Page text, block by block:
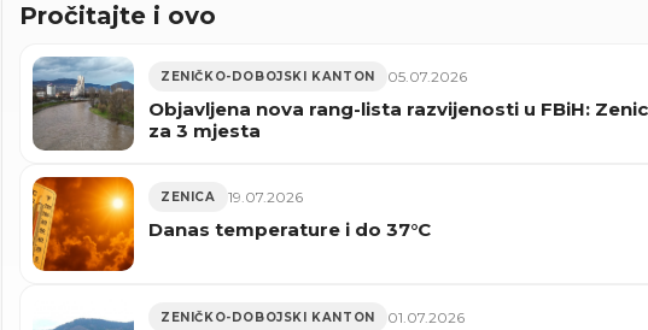
Pročitajte i ovo
ZENIČKO-DOBOJSKI KANTON 05.07.2026
Objavljena nova rang-lista razvijenosti u FBiH:
za 3 mjesta
ZENICA 19.07.2026
Danas temperature i do 37°C
ZENIČKO-DOBOJSKI KANTON 01.07.2026